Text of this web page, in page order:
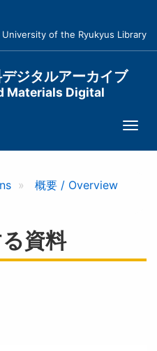
University of the Ryukyus Library
ジタルアーカイブ
Materials Digital
概要 / Overview
資料